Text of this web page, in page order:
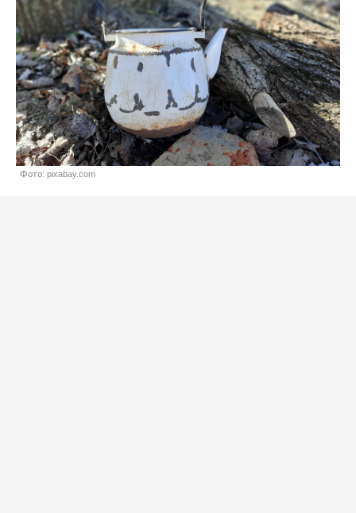
Фото: pixabay.com